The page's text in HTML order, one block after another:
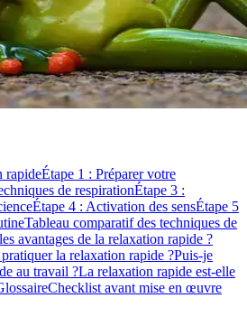
rapideÉtape 1 : Préparer votre
de respirationÉtape 3 :
Étape 4 : Activation des sensÉtape 5
Tableau comparatif des techniques de
avantages de la relaxation rapide ?
la relaxation rapide ?Puis-je
au travail ?La relaxation rapide est-elle
Checklist avant mise en œuvre